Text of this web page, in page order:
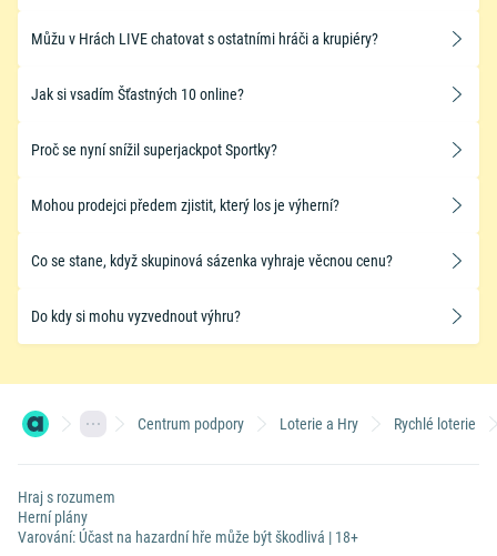
Můžu v Hrách LIVE chatovat s ostatními hráči a krupiéry?
Jak si vsadím Šťastných 10 online?
Proč se nyní snížil superjackpot Sportky?
​Mohou prodejci předem zjistit, který los je výherní?
Co se stane, když skupinová sázenka vyhraje věcnou cenu?
​Do kdy si mohu vyzvednout výhru?
Centrum podpory Loterie a Hry Rychlé loterie
Hraj s rozumem
Herní plány
Varování: Účast na hazardní hře může být škodlivá | 18+